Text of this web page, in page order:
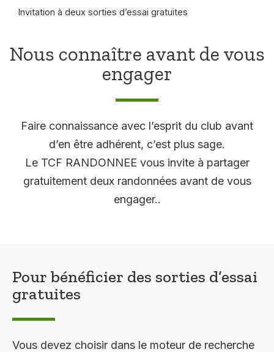
Invitation à deux sorties d’essai gratuites
Nous connaître avant de vous
engager
Faire connaissance avec l’esprit du club avant
d’en être adhérent, c’est plus sage.
Le TCF RANDONNEE vous invite à partager
gratuitement deux randonnées avant de vous
engager..
Pour bénéficier des sorties d’essai
gratuites
Vous devez choisir dans le moteur de recherche